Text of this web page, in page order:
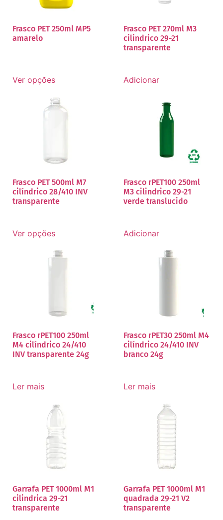
Frasco PET 250ml MP5
amarelo
Ver opções
Frasco PET 270ml M3
cilindrico 29-21
transparente
Adicionar
Frasco PET 500ml M7
cilíndrico 28/410 INV
transparente
Ver opções
Frasco rPET100 250ml
M3 cilindrico 29-21
verde translucido
Adicionar
Frasco rPET100 250ml
M4 cilíndrico 24/410
INV transparente 24g
Ler mais
Frasco rPET30 250ml M4
cilíndrico 24/410 INV
branco 24g
Ler mais
Garrafa PET 1000ml M1
cilindrica 29-21
transparente
Garrafa PET 1000ml M1
quadrada 29-21 V2
transparente